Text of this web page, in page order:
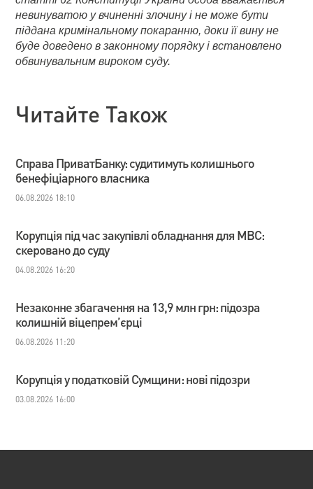
невинуватою у вчиненні злочину і не може бути
піддана кримінальному покаранню, доки її вину не
буде доведено в законному порядку і встановлено
обвинувальним вироком суду.
Читайте Також
Справа ПриватБанку: судитимуть колишнього
бенефіціарного власника
06.08.2026 18:10
Корупція під час закупівлі обладнання для МВС:
скеровано до суду
04.08.2026 16:20
Незаконне збагачення на 13,9 млн грн: підозра
колишній віцепрем’єрці
06.08.2026 11:20
Корупція у податковій Сумщини: нові підозри
03.08.2026 16:00